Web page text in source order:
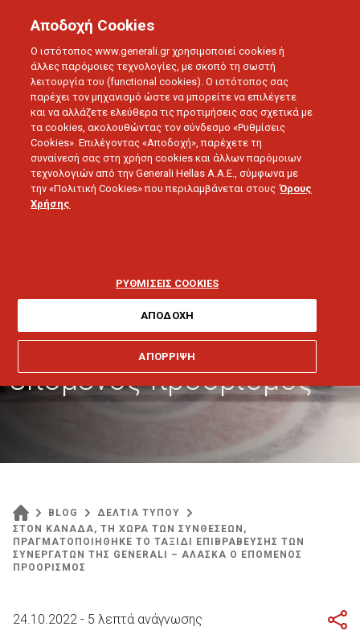
ΔΕΛΤΙΑ ΤΥΠΟΥ
Στον Καναδά, τη χώρα
των συνθέσεων,
των συνεργατών της
Generali – Αλάσκα ο
επόμενος προορισμός
BLOG
ΔΕΛΤΙΑ ΤΥΠΟΥ
ΣΤΟΝ ΚΑΝΑΔΑ, ΤΗ ΧΩΡΑ ΤΩΝ ΣΥΝΘΕΣΕΩΝ,
ΠΡΑΓΜΑΤΟΠΟΙΗΘΗΚΕ ΤΟ ΤΑΞΙΔΙ ΕΠΙΒΡΑΒΕΥΣΗΣ ΤΩΝ
ΣΥΝΕΡΓΑΤΩΝ ΤΗΣ GENERALI – ΑΛΑΣΚΑ Ο ΕΠΟΜΕΝΟΣ
ΠΡΟΟΡΙΣΜΟΣ
24.10.2022 - 5 λεπτά ανάγνωσης
Αποδοχή Cookies
Ο ιστότοπος www.generali.gr χρησιμοποιεί cookies ή
άλλες παρόμοιες τεχνολογίες, με σκοπό τη σωστή
λειτουργία του (functional cookies). Ο ιστότοπος σας
παρέχει τον μηχανισμό ώστε να μπορείτε να επιλέγετε
και να αλλάζετε ελεύθερα τις προτιμήσεις σας σχετικά με
τα cookies, ακολουθώντας τον σύνδεσμο «Ρυθμίσεις
Cookies». Επιλέγοντας «Αποδοχή», παρέχετε τη
συναίνεσή σας στη χρήση cookies και άλλων παρόμοιων
τεχνολογιών από την Generali Hellas A.A.E., σύμφωνα με
την «Πολιτική Cookies» που περιλαμβάνεται στους Όρους
Χρήσης
ΡΥΘΜΙΣΕΙΣ COOKIES
ΑΠΟΡΡΙΨΗ
ΑΠΟΔΟΧΗ